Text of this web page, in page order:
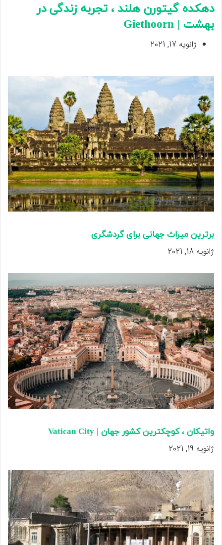
دهکده گیتورن هلند ، تجربه زندگی در
بهشت | Giethoorn
ژانویه 17, 2021
برترین میراث جهانی برای گردشگری
ژانویه 18, 2021
واتیکان ، کوچکترین کشور جهان | Vatican City
ژانویه 19, 2021